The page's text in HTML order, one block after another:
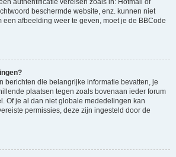
beschermde website, enz. kunnen niet
een afbeelding weer te geven, moet je de BBCode
berichten die belangrijke informatie bevatten, je
plaatsen tegen zoals bovenaan ieder forum
Of je al dan niet globale mededelingen kan
permissies, deze zijn ingesteld door de